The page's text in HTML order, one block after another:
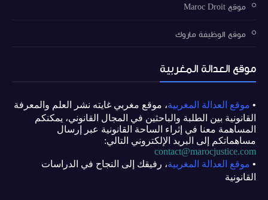
موقع Maroc Droit
موقع الوظيفة ماروك
موقع العدالة المغربية
• موقع العدالة المغربية، موقع مغربي غايته نشر العلم والمعرفة
القانونية بين الطلبة والباحثين في المجال القانوني، يمكنكم
المساهمة معنا في إثراء الساحة القانونية عبر إرسال
مساهماتكم إلى البريد الإلكتروني التالي:
contact@marocjustice.com
• موقع العدالة المغربية، رفيقك إلى النجاح في الدراسات
القانونية